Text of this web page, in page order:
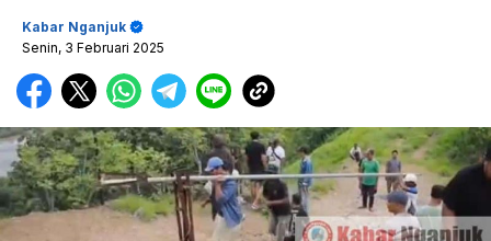
Kabar Nganjuk
Senin, 3 Februari 2025